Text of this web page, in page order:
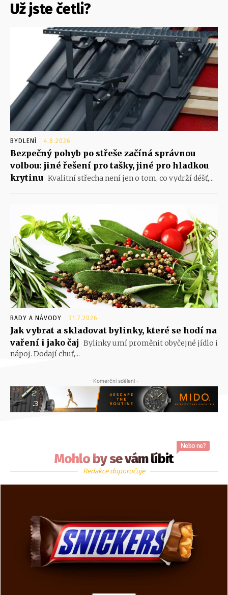
Už jste četli?
BYDLENÍ 4.8.2026
Bezpečný pohyb po střeše začíná správnou
volbou: jiné řešení pro tašky, jiné pro hladkou
krytinu Kvalitní střecha není jen o tom, co vydrží déšť,...
RADY A NÁVODY 31.7.2026
Jak vybrat a skladovat bylinky, které se hodí na
vaření i jako čaj Bylinky umí proměnit obyčejné jídlo i
nápoj. Dodají chuť,...
- Komerční sdělení -
Mohlo by se vám líbit
Nebo ne?
Redakce doporučuje